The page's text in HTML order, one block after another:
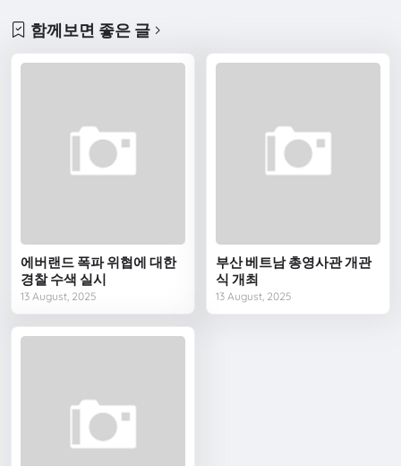
함께보면 좋은 글
에버랜드 폭파 위협에 대한
경찰 수색 실시
13 August, 2025
부산 베트남 총영사관 개관
식 개최
13 August, 2025